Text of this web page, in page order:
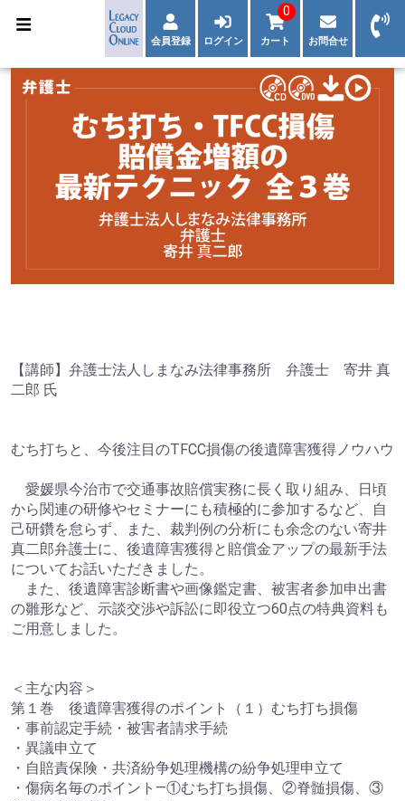
会員登録 ログイン カート
0
お問合せ
【講師】弁護士法人しまなみ法律事務所 弁護士 寄井 真
二郎 氏
むち打ちと、今後注目のTFCC損傷の後遺障害獲得ノウハウ
愛媛県今治市で交通事故賠償実務に長く取り組み、日頃
から関連の研修やセミナーにも積極的に参加するなど、自
己研鑽を怠らず、また、裁判例の分析にも余念のない寄井
真二郎弁護士に、後遺障害獲得と賠償金アップの最新手法
についてお話いただきました。
また、後遺障害診断書や画像鑑定書、被害者参加申出書
の雛形など、示談交渉や訴訟に即役立つ60点の特典資料も
ご用意しました。
＜主な内容＞
第１巻 後遺障害獲得のポイント（１）むち打ち損傷
・事前認定手続・被害者請求手続
・異議申立て
・自賠責保険・共済紛争処理機構の紛争処理申立て
・傷病名毎のポイント―①むち打ち損傷、②脊髄損傷、③